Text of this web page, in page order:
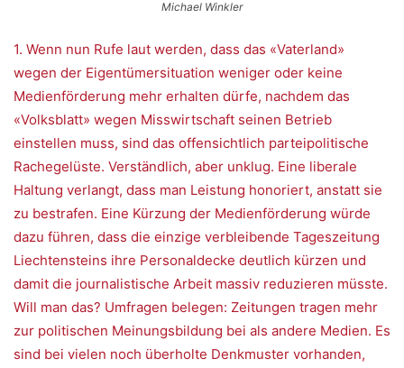
Michael Winkler
1. Wenn nun Rufe laut werden, dass das «Vaterland»
wegen der Eigentümersituation weniger oder keine
Medienförderung mehr erhalten dürfe, nachdem das
«Volksblatt» wegen Misswirtschaft seinen Betrieb
einstellen muss, sind das offensichtlich parteipolitische
Rachegelüste. Verständlich, aber unklug. Eine liberale
Haltung verlangt, dass man Leistung honoriert, anstatt sie
zu bestrafen. Eine Kürzung der Medienförderung würde
dazu führen, dass die einzige verbleibende Tageszeitung
Liechtensteins ihre Personaldecke deutlich kürzen und
damit die journalistische Arbeit massiv reduzieren müsste.
Will man das? Umfragen belegen: Zeitungen tragen mehr
zur politischen Meinungsbildung bei als andere Medien. Es
sind bei vielen noch überholte Denkmuster vorhanden,